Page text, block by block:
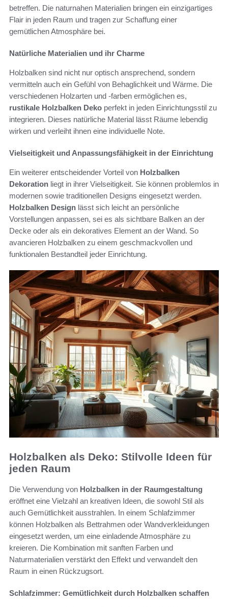
betreffen. Die naturnahen Materialien bringen ein einzigartiges
Flair in jeden Raum und tragen zur Schaffung einer
gemütlichen Atmosphäre bei.
Natürliche Materialien und ihr Charme
Holzbalken sind nicht nur optisch ansprechend, sondern
vermitteln auch ein Gefühl von Behaglichkeit und Wärme. Die
verschiedenen Holzarten und -farben ermöglichen es,
rustikale Holzbalken Deko perfekt in jeden Einrichtungsstil zu
integrieren. Dieses natürliche Material lässt Räume lebendig
wirken und verleiht ihnen eine individuelle Note.
Vielseitigkeit und Anpassungsfähigkeit in der Einrichtung
Ein weiterer entscheidender Vorteil von Holzbalken
Dekoration liegt in ihrer Vielseitigkeit. Sie können problemlos in
modernen sowie traditionellen Designs eingesetzt werden.
Holzbalken Design lässt sich leicht an persönliche
Vorstellungen anpassen, sei es als sichtbare Balken an der
Decke oder als ein dekoratives Element an der Wand. So
avancieren Holzbalken zu einem geschmackvollen und
funktionalen Bestandteil jeder Einrichtung.
Holzbalken als Deko: Stilvolle Ideen für
jeden Raum
Die Verwendung von Holzbalken in der Raumgestaltung
eröffnet eine Vielzahl an kreativen Ideen, die sowohl Stil als
auch Gemütlichkeit ausstrahlen. In einem Schlafzimmer
können Holzbalken als Bettrahmen oder Wandverkleidungen
eingesetzt werden, um eine einladende Atmosphäre zu
kreieren. Die Kombination mit sanften Farben und
Naturmaterialien verstärkt den Effekt und verwandelt den
Raum in einen Rückzugsort.
Schlafzimmer: Gemütlichkeit durch Holzbalken schaffen